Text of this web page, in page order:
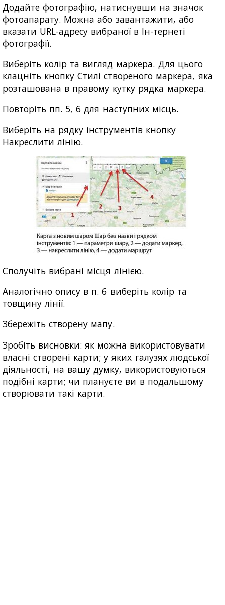
Додайте фотографію, натиснувши на значок
фотоапарату. Можна або завантажити, або
вказати URL-адресу вибраної в Ін-тернеті
фотографії.
Виберіть колір та вигляд маркера. Для цього
клацніть кнопку Стилі створеного маркера, яка
розташована в правому кутку рядка маркера.
Повторіть пп. 5, 6 для наступних місць.
Виберіть на рядку інструментів кнопку
Накреслити лінію.
Сполучіть вибрані місця лінією.
Аналогічно опису в п. 6 виберіть колір та
товщину лінії.
Збережіть створену мапу.
Зробіть висновки: як можна використовувати
власні створені карти; у яких галузях людської
діяльності, на вашу думку, використовуються
подібні карти; чи плануєте ви в подальшому
створювати такі карти.